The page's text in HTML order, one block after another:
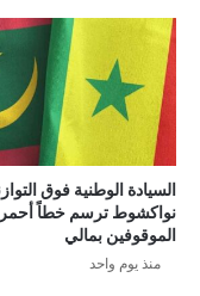
السيادة الوطنية فوق
نواكشوط ترسم خطاً
الموقوفين بمالي
منذ يوم واحد